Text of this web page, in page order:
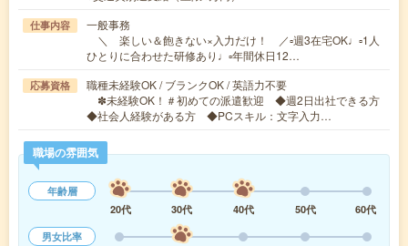
仕事内容
一般事務
＼ 楽しい＆飽きない×入力だけ！ ／▫週3在宅OK♩▫1人
ひとりに合わせた研修あり♩▫年間休日12…
応募資格
職種未経験OK / ブランクOK / 英語力不要
✽未経験OK！＃初めての派遣歓迎 ◆週2日出社できる方
◆社会人経験がある方 ◆PCスキル：文字入力…
職場の雰囲気
年齢層
20代
30代 40代 50代
60代
男女比率